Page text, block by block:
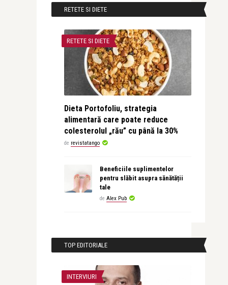
RETETE SI DIETE
RETETE SI DIETE
Dieta Portofoliu, strategia
alimentară care poate reduce
colesterolul „rău” cu până la 30%
de revistatango
Beneficiile suplimentelor
pentru slăbit asupra sănătății
tale
de Alex Pub
TOP EDITORIALE
INTERVIURI